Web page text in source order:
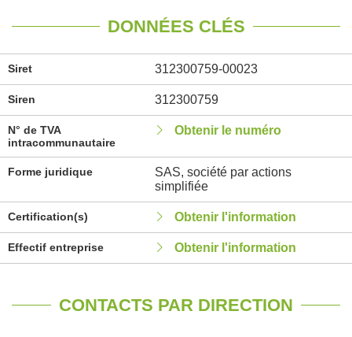
DONNÉES CLÉS
Siret 312300759-00023
Siren 312300759
N° de TVA
intracommunautaire
Obtenir le numéro
Forme juridique
SAS, société par actions
simplifiée
Certification(s) Obtenir l'information
Effectif entreprise Obtenir l'information
CONTACTS PAR DIRECTION